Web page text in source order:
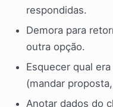
respondidas.
Demora para
outra opção.
Esquecer qual
(mandar
Anotar dados do